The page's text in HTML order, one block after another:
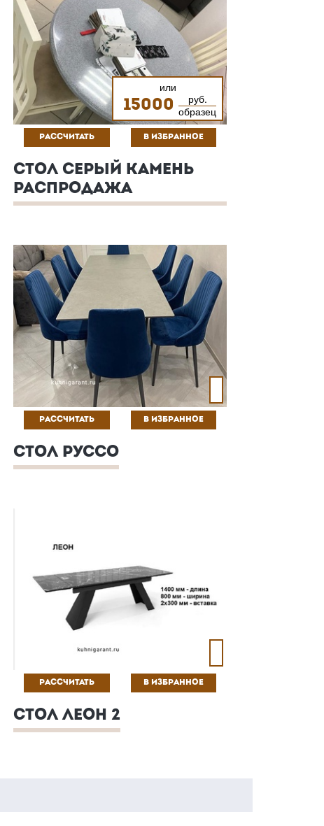
или
15000
руб.
образец
РАССЧИТАТЬ В ИЗБРАННОЕ
СТОЛ СЕРЫЙ КАМЕНЬ
РАСПРОДАЖА
РАССЧИТАТЬ В ИЗБРАННОЕ
СТОЛ РУССО
РАССЧИТАТЬ В ИЗБРАННОЕ
СТОЛ ЛЕОН 2